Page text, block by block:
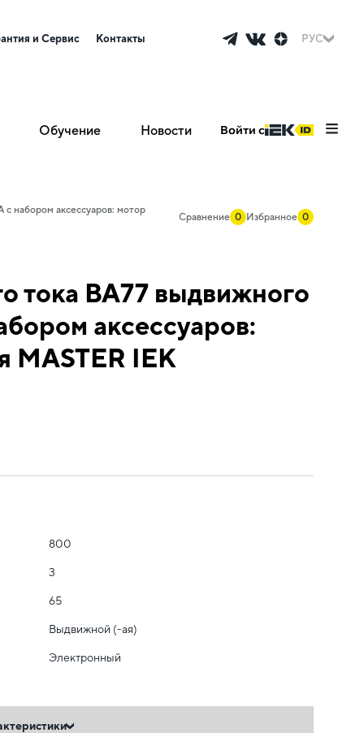
и Сервис Контакты РУС
Обучение Новости Войти с
набором аксессуаров: мотор
Сравнение 0 Избранное 0
тока ВА77 выдвижного
аксессуаров:
MASTER IEK
800
3
65
Выдвижной (-ая)
Электронный